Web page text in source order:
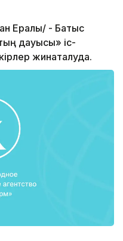
Ералы/ - Батыс
дауысы» іс-
жинақталуда.